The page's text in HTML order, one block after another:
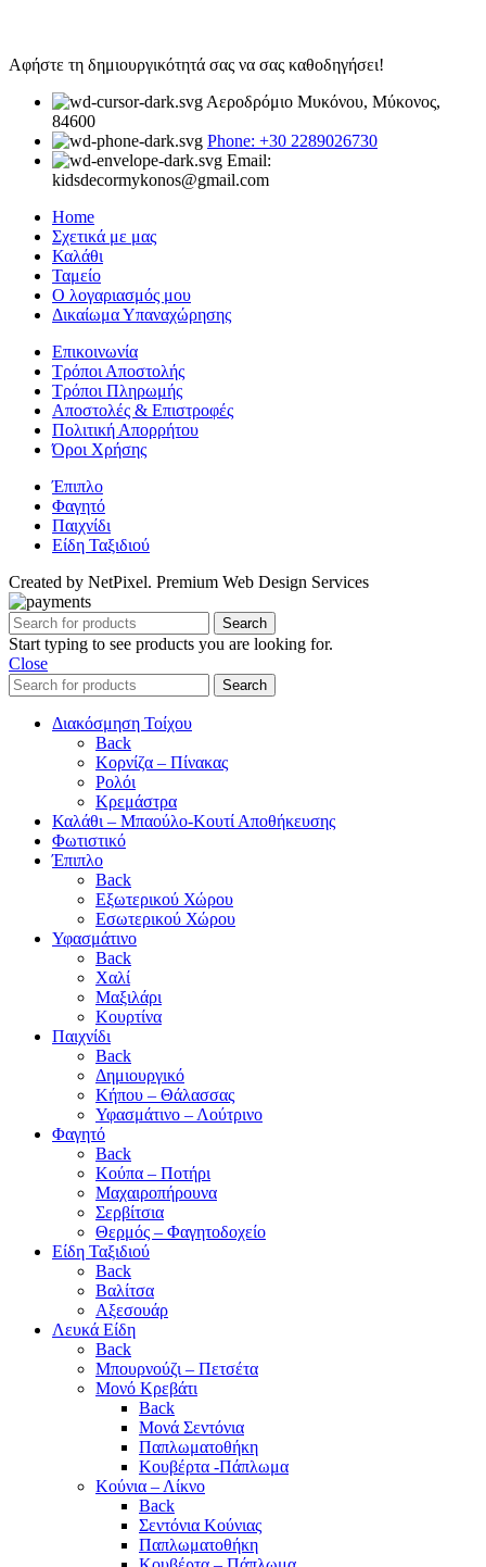
Αφήστε τη δημιουργικότητά σας να σας καθοδηγήσει!
Αεροδρόμιο Μυκόνου, Μύκονος,
84600
Phone: +30 2289026730
Email:
kidsdecormykonos@gmail.com
Home
Σχετικά με μας
Καλάθι
Ταμείο
Ο λογαριασμός μου
Δικαίωμα Υπαναχώρησης
Επικοινωνία
Τρόποι Αποστολής
Τρόποι Πληρωμής
Αποστολές & Επιστροφές
Πολιτική Απορρήτου
Όροι Χρήσης
Έπιπλο
Φαγητό
Παιχνίδι
Είδη Ταξιδιού
Created by NetPixel. Premium Web Design Services
Search
Start typing to see products you are looking for.
Close
Search
Διακόσμηση Τοίχου
Back
Κορνίζα – Πίνακας
Ρολόι
Κρεμάστρα
Καλάθι – Μπαούλο-Κουτί Αποθήκευσης
Φωτιστικό
Έπιπλο
Back
Εξωτερικού Χώρου
Εσωτερικού Χώρου
Υφασμάτινο
Back
Χαλί
Μαξιλάρι
Κουρτίνα
Παιχνίδι
Back
Δημιουργικό
Κήπου – Θάλασσας
Υφασμάτινο – Λούτρινο
Φαγητό
Back
Κούπα – Ποτήρι
Μαχαιροπήρουνα
Σερβίτσια
Θερμός – Φαγητοδοχείο
Είδη Ταξιδιού
Back
Βαλίτσα
Αξεσουάρ
Λευκά Είδη
Back
Μπουρνούζι – Πετσέτα
Μονό Κρεβάτι
Back
Μονά Σεντόνια
Παπλωματοθήκη
Κουβέρτα -Πάπλωμα
Κούνια – Λίκνο
Back
Σεντόνια Κούνιας
Παπλωματοθήκη